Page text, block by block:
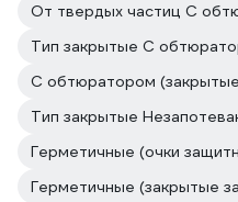
От твердых частиц С
Тип закрытые С
С обтюратором
Тип закрытые
Герметичные (очки
Герметичные (закрытые